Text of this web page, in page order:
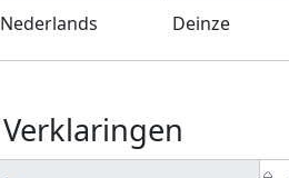
Nederlands
Deinze
Verklaringen